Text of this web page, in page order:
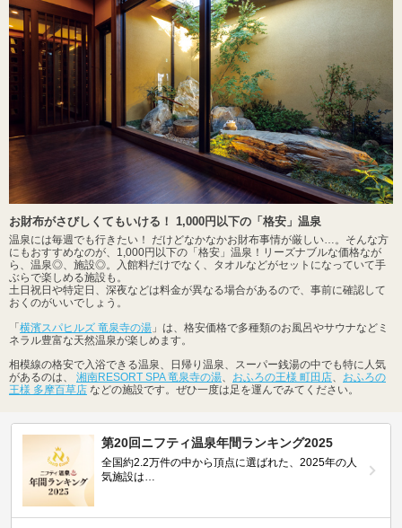
お財布がさびしくてもいける！ 1,000円以下の「格安」温泉
温泉には毎週でも行きたい！ だけどなかなかお財布事情が厳しい…。そんな方
にもおすすめなのが、1,000円以下の「格安」温泉！リーズナブルな価格なが
ら、温泉◎、施設◎。入館料だけでなく、タオルなどがセットになっていて手
ぶらで楽しめる施設も。
土日祝日や特定日、深夜などは料金が異なる場合があるので、事前に確認して
おくのがいいでしょう。
「 横濱スパヒルズ 竜泉寺の湯 」は、格安価格で多種類のお風呂やサウナなどミ
ネラル豊富な天然温泉が楽しめます。
相模線の格安で入浴できる温泉、日帰り温泉、スーパー銭湯の中でも特に人気
があるのは、 湘南RESORT SPA 竜泉寺の湯、 おふろの王様 町田店、 おふろの
王様 多摩百草店 などの施設です。ぜひ一度は足を運んでみてください。
第20回ニフティ温泉年間ランキング2025
全国約2.2万件の中から頂点に選ばれた、2025年の人
気施設は…